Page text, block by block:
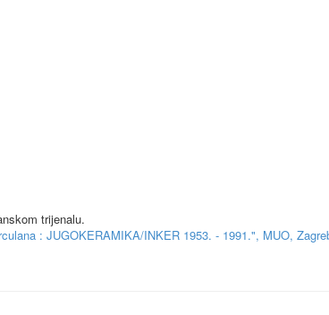
trijenalu.
: JUGOKERAMIKA/INKER 1953. - 1991.", MUO,